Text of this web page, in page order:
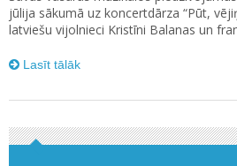
jūlija sākumā uz koncertdārza “Pūt,
latviešu vijolnieci Kristīni Balanas un
Lasīt tālāk